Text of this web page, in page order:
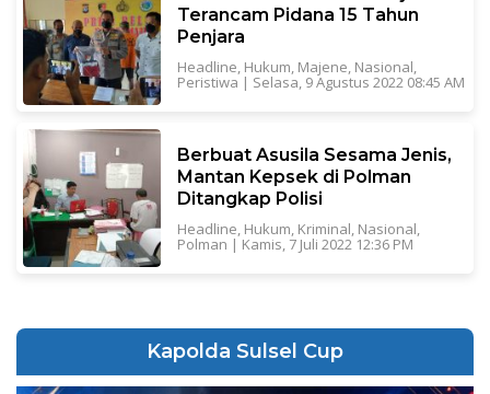
Terancam Pidana 15 Tahun
Penjara
Headline, Hukum, Majene, Nasional,
Peristiwa | Selasa, 9 Agustus 2022 08:45 AM
Berbuat Asusila Sesama Jenis,
Mantan Kepsek di Polman
Ditangkap Polisi
Headline Hukum Kriminal Nasional
Polman | Kamis, 7 Juli 2022 12:36 PM
Kapolda Sulsel Cup